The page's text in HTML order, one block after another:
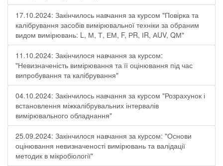
17.10.2024: Закінчилось навчання за курсом "Повірка та
калібрування засобів вимірювальної техніки за обраним
видом вимірювань: L, М, Т, ЕМ, F, РR, ІR, АUV, QМ"
11.10.2024: Закінчилося навчання за курсом:
"Невизначеність вимірювання та її оцінювання під час
випробування та калібрування"
04.10.2024: Закінчилось навчання за курсом "Розрахунок і
встановлення міжкалібрувальних інтервалів
вимірювального обладнання"
25.09.2024: Закінчилося навчання за курсом: "Основи
оцінювання невизначеності вимірювань та валідації
методик в мікробіології"